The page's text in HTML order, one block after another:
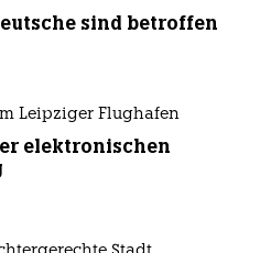
sind betroffen
Leipziger Flughafen
elektronischen